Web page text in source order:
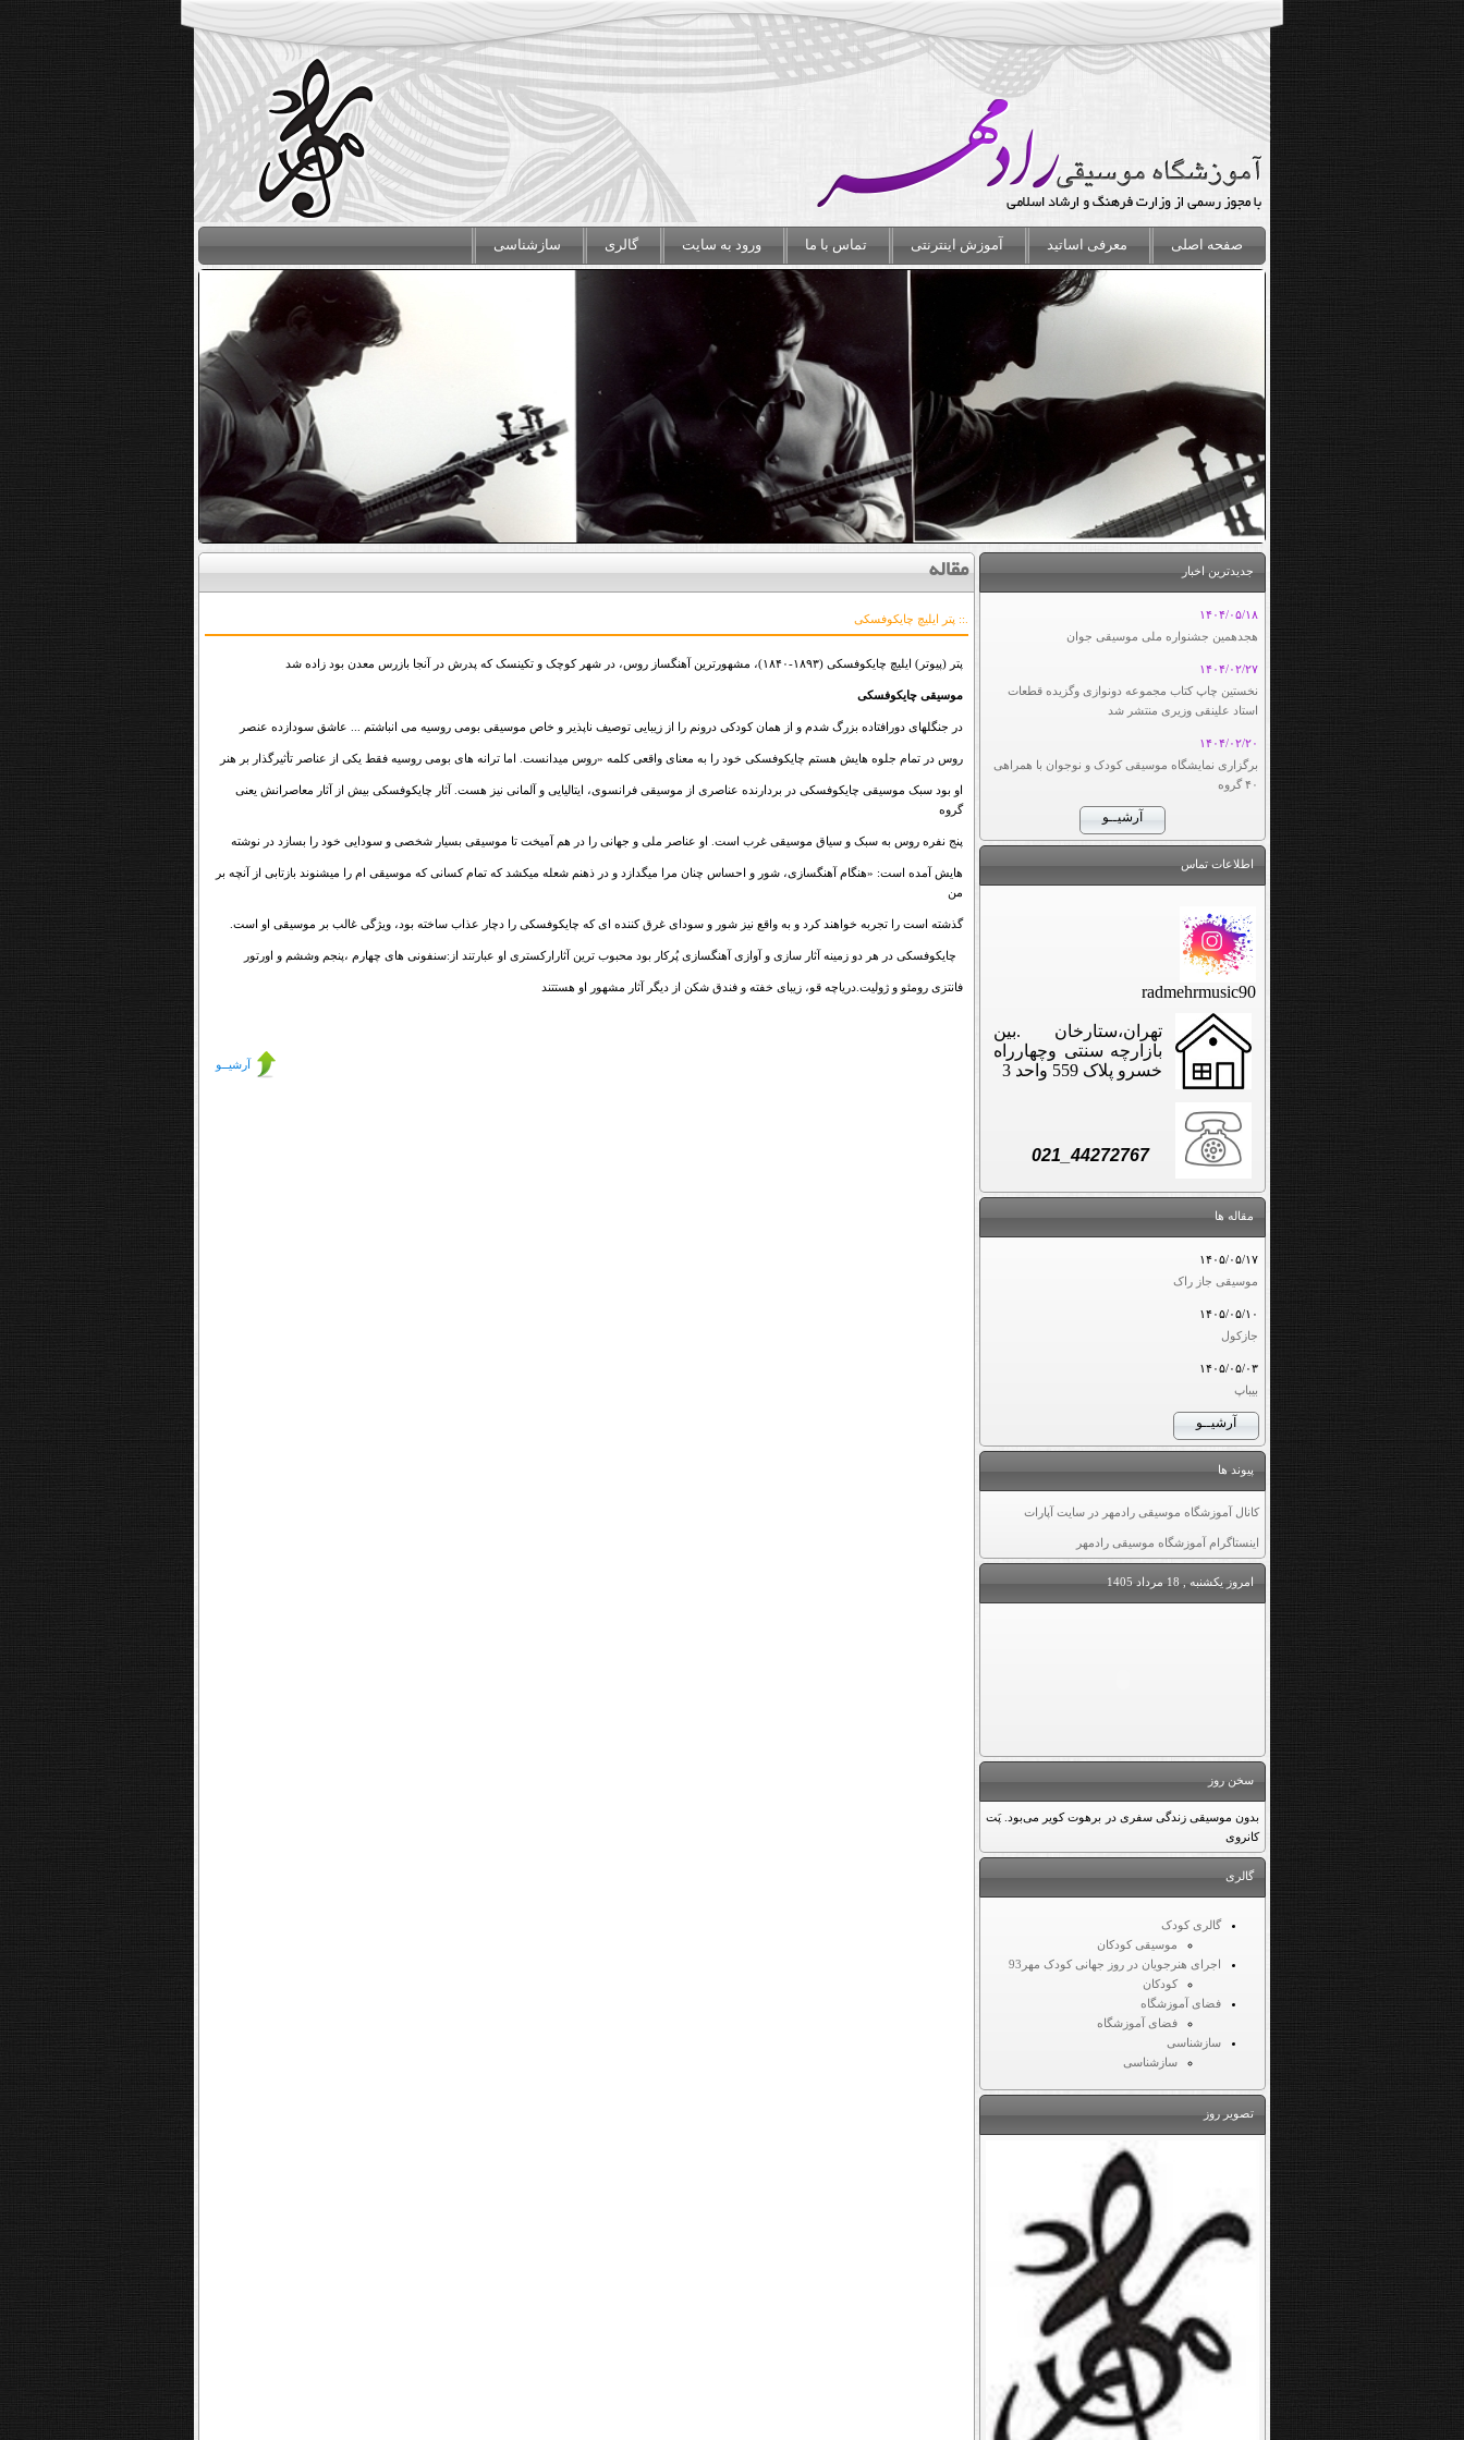
صفحه اصلی معرفی اساتید آموزش اینترنتی تماس با ما ورود به سایت گالری سازشناسی
مقاله
.:: پتر ایلیچ چایکوفسکی
پتر (پیوتر) ایلیچ چایکوفسکی (۱۸۹۳-۱۸۴۰)، مشهورترین آهنگساز روس، در شهر کوچک و تکینسک که پدرش در آنجا بازرس معدن بود زاده شد
موسیقی چایکوفسکی
در جنگلهای دورافتاده بزرگ شدم و از همان کودکی درونم را از زیبایی توصیف ناپذیر و خاص موسیقی بومی روسیه می انباشتم ... عاشق سودازده عنصر
روس در تمام جلوه هایش هستم چایکوفسکی خود را به معنای واقعی کلمه «روس میدانست. اما ترانه های بومی روسیه فقط یکی از عناصر تأثیرگذار بر هنر
او بود سبک موسیقی چایکوفسکی در بردارنده عناصری از موسیقی فرانسوی، ایتالیایی و آلمانی نیز هست. آثار چایکوفسکی بیش از آثار معاصرانش یعنی
گروه
پنج نفره روس به سبک و سیاق موسیقی غرب است. او عناصر ملی و جهانی را در هم آمیخت تا موسیقی بسیار شخصی و سودایی خود را بسازد در نوشته
هایش آمده است: «هنگام آهنگسازی، شور و احساس چنان مرا میگدازد و در ذهنم شعله میکشد که تمام کسانی که موسیقی ام را میشنوند بازتابی از آنچه بر
من
گذشته است را تجربه خواهند کرد و به واقع نیز شور و سودای غرق کننده ای که چایکوفسکی را دچار عذاب ساخته بود، ویژگی غالب بر موسیقی او است.
چایکوفسکی در هر دو زمینه آثار سازی و آوازی آهنگسازی پُرکار بود محبوب ترین آثارارکستری او عبارتند از:سنفونی های چهارم ،پنجم وششم و اورتور
فانتزی رومئو و ژولیت.دریاچه قو، زیبای خفته و فندق شکن از دیگر آثار مشهور او هستتند
آرشیــو
جدیدترین اخبار
۱۴۰۴/۰۵/۱۸
هجدهمین جشنواره ملی موسیقی جوان
۱۴۰۴/۰۲/۲۷
نخستین چاپ کتاب مجموعه دونوازی وگزیده قطعات
استاد علینقی وزیری منتشر شد
۱۴۰۴/۰۲/۲۰
برگزاری نمایشگاه موسیقی کودک و نوجوان با همراهی
۴۰ گروه
اطلاعات تماس
radmehrmusic90
تهران،ستارخان .بین
بازارچه سنتی وچهارراه
خسرو پلاک 559 واحد 3
021_44272767
مقاله ها
۱۴۰۵/۰۵/۱۷
موسیقی جاز راک
۱۴۰۵/۰۵/۱۰
جازکول
۱۴۰۵/۰۵/۰۳
بیباپ
پیوند ها
کانال آموزشگاه موسیقی رادمهر در سایت آپارات
اینستاگرام آموزشگاه موسیقی رادمهر
امروز یکشنبه , 18 مرداد 1405
سخن روز
بدون موسیقی زندگی سفری در برهوت کویر می‌بود. پَت
کانروی
گالری
گالری کودک
موسیقی کودکان
اجرای هنرجویان در روز جهانی کودک مهر93
کودکان
فضای آموزشگاه
فضای آموزشگاه
سازشناسی
سازشناسی
تصویر روز